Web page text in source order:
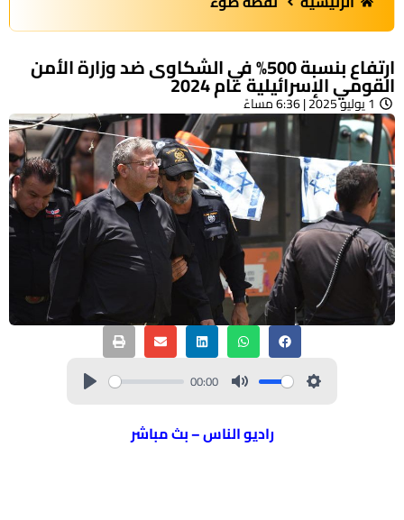
ارتفاع بنسبة 500% في الشكاوى ضد وزارة الأمن
القومي الإسرائيلية عام 2024
1 يوليو 2025 | 6:36 مساءً
00:00
راديو الناس – بث مباشر